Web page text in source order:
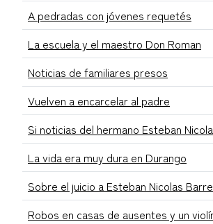
A pedradas con jóvenes requetés
La escuela y el maestro Don Roman
Noticias de familiares presos
Vuelven a encarcelar al padre
Si noticias del hermano Esteban
La vida era muy dura en Durango
Sobre el juicio a Esteban Nicolas
Robos en casas de ausentes y un